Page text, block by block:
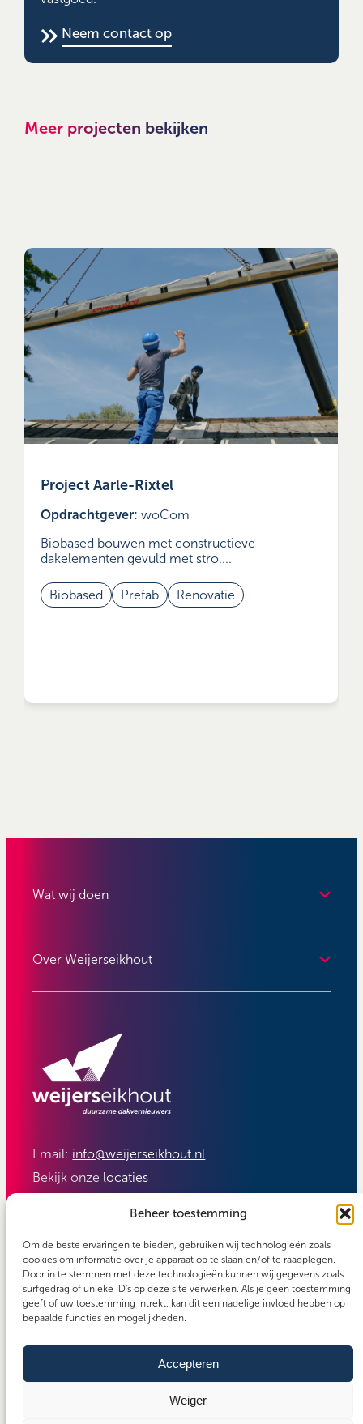
Beheer toestemming
Om de beste ervaringen te bieden, gebruiken wij technologieën zoals
cookies om informatie over je apparaat op te slaan en/of te raadplegen.
Door in te stemmen met deze technologieën kunnen wij gegevens zoals
surfgedrag of unieke ID's op deze site verwerken. Als je geen toestemming
geeft of uw toestemming intrekt, kan dit een nadelige invloed hebben op
bepaalde functies en mogelijkheden.
Accepteren
Weiger
Neem contact op
Meer projecten bekijken
Project Aarle-Rixtel
Opdrachtgever:woCom
Biobased bouwen met constructieve
dakelementen gevuld met stro....
Biobased Prefab Renovatie
Wat wij doen
Over Weijerseikhout
Email: info@weijerseikhout.nl
Bekijk onze locaties
Copyright 2026 - Weijerseikhout